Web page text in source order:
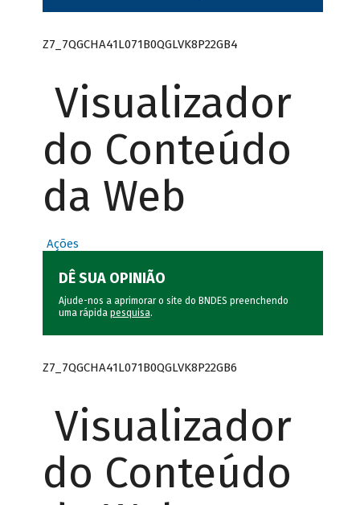
Z7_7QGCHA41L071B0QGLVK8P22GB4
Visualizador
do Conteúdo
da Web
Ações
DÊ SUA OPINIÃO
Ajude-nos a aprimorar o site do BNDES preenchendo
uma rápida pesquisa.
Z7_7QGCHA41L071B0QGLVK8P22GB6
Visualizador
do Conteúdo